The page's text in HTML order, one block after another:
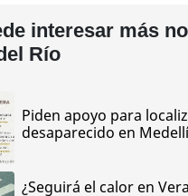
interesar más
Río
Piden apoyo para
desaparecido en
¿Seguirá el calor en